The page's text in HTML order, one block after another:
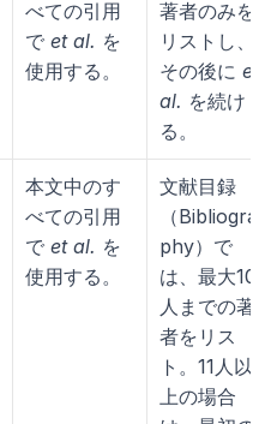
べての引用
で et al. を
使用する。
著者のみを
リストし、
その後に et
al. を続け
る。
本文中のす
べての引用
で et al. を
使用する。
文献目録
（Bibliogra
phy）で
は、最大10
人までの著
者をリス
ト。11人以
上の場合